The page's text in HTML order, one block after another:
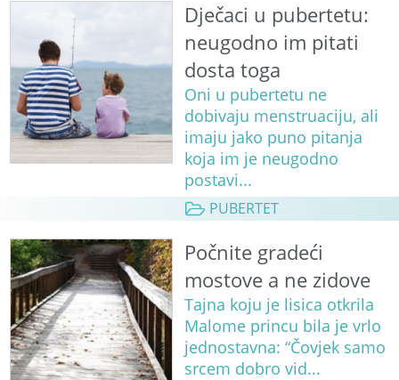
Dječaci u pubertetu:
neugodno im pitati
dosta toga
Oni u pubertetu ne
dobivaju menstruaciju, ali
imaju jako puno pitanja
koja im je neugodno
postavi...
PUBERTET
Počnite gradeći
mostove a ne zidove
Tajna koju je lisica otkrila
Malome princu bila je vrlo
jednostavna: “Čovjek samo
srcem dobro vid...